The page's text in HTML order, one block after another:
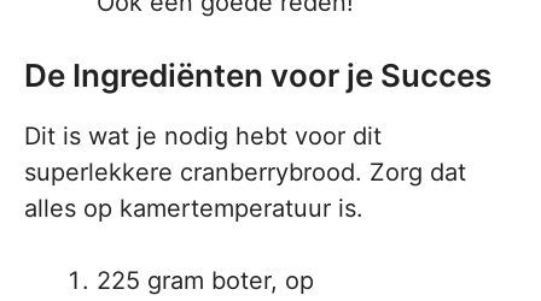
De Ingrediënten voor je Succes
Dit is wat je nodig hebt voor dit
superlekkere cranberrybrood. Zorg dat
alles op kamertemperatuur is.
225 gram boter, op